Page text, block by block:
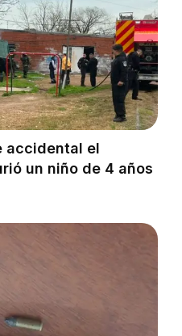
accidental el
un niño de 4 años